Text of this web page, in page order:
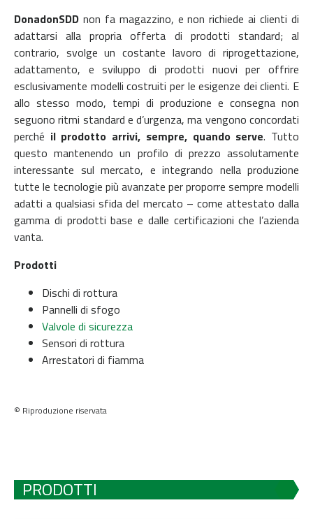
DonadonSDD non fa magazzino, e non richiede ai clienti di
adattarsi alla propria offerta di prodotti standard; al
contrario, svolge un costante lavoro di riprogettazione,
adattamento, e sviluppo di prodotti nuovi per offrire
esclusivamente modelli costruiti per le esigenze dei clienti. E
allo stesso modo, tempi di produzione e consegna non
seguono ritmi standard e d’urgenza, ma vengono concordati
perché il prodotto arrivi, sempre, quando serve. Tutto
questo mantenendo un profilo di prezzo assolutamente
interessante sul mercato, e integrando nella produzione
tutte le tecnologie più avanzate per proporre sempre modelli
adatti a qualsiasi sfida del mercato – come attestato dalla
gamma di prodotti base e dalle certificazioni che l’azienda
vanta.
Prodotti
Dischi di rottura
Pannelli di sfogo
Valvole di sicurezza
Sensori di rottura
Arrestatori di fiamma
© Riproduzione riservata
PRODOTTI